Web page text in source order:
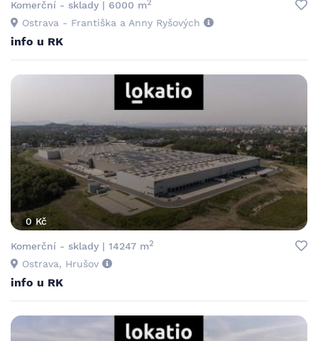
Komerční - sklady | 6000 m2
Ostrava - Františka a Anny Ryšových
info u RK
0 Kč
Komerční - sklady | 14247 m2
Ostrava, Hrušov
info u RK